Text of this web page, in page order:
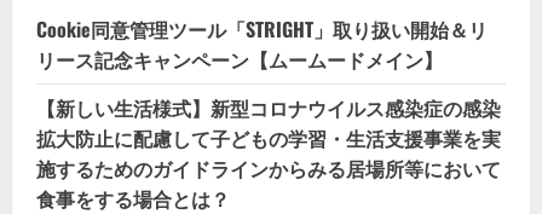
Cookie同意管理ツール「STRIGHT」取り扱い開始＆リ
リース記念キャンペーン【ムームードメイン】
【新しい生活様式】新型コロナウイルス感染症の感染
拡大防止に配慮して子どもの学習・生活支援事業を実
施するためのガイドラインからみる居場所等において
食事をする場合とは？